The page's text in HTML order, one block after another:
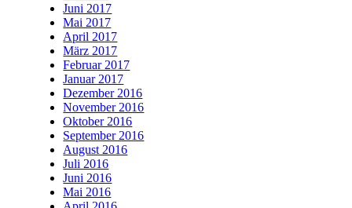
Juni 2017
Mai 2017
April 2017
März 2017
Februar 2017
Januar 2017
Dezember 2016
November 2016
Oktober 2016
September 2016
August 2016
Juli 2016
Juni 2016
Mai 2016